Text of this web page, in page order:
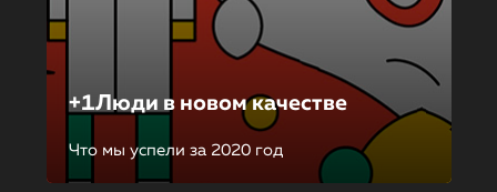
+1Люди в новом качестве
Что мы успели за 2020 год